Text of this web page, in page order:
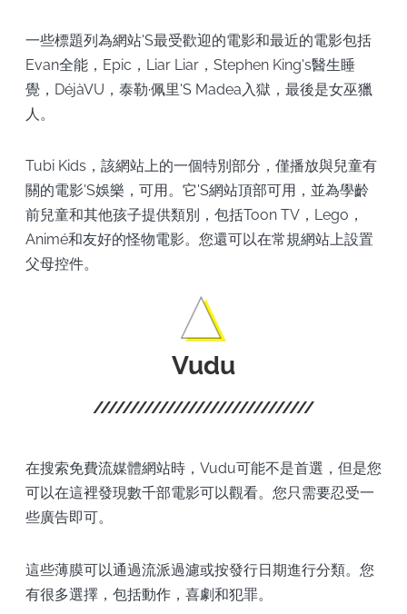
一些標題列為網站'S最受歡迎的電影和最近的電影包括
Evan全能，Epic，Liar Liar，Stephen King's醫生睡
覺，DéjàVU，泰勒·佩里'S Madea入獄，最後是女巫獵
人。
Tubi Kids，該網站上的一個特別部分，僅播放與兒童有
關的電影'S娛樂，可用。它'S網站頂部可用，並為學齡
前兒童和其他孩子提供類別，包括Toon TV，Lego，
Animé和友好的怪物電影。您還可以在常規網站上設置
父母控件。
Vudu
在搜索免費流媒體網站時，Vudu可能不是首選，但是您
可以在這裡發現數千部電影可以觀看。您只需要忍受一
些廣告即可。
這些薄膜可以通過流派過濾或按發行日期進行分類。您
有很多選擇，包括動作，喜劇和犯罪。